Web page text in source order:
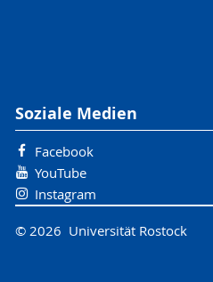
Soziale Medien
Facebook
YouTube
Instagram
© 2026 Universität Rostock